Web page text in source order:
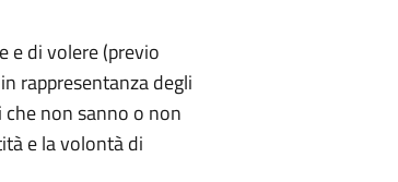
e di volere (previo
rappresentanza degli
non sanno o non
e la volontà di